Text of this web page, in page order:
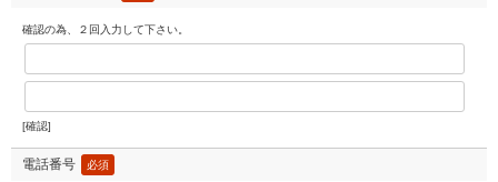
確認の為、２回入力して下さい。
[確認]
電話番号 必須